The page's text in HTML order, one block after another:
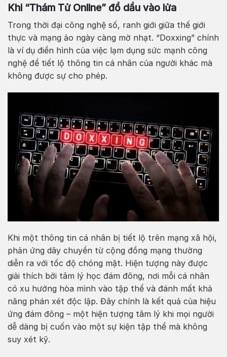
Khi “Thám Tử Online” đổ dầu vào lửa
Trong thời đại công nghệ số, ranh giới giữa thế giới
thực và mạng ảo ngày càng mờ nhạt. “Doxxing” chính
là ví dụ điển hình của việc lạm dụng sức mạnh công
nghệ để tiết lộ thông tin cá nhân của người khác mà
không được sự cho phép.
Khi một thông tin cá nhân bị tiết lộ trên mạng xã hội,
phản ứng dây chuyền từ cộng đồng mạng thường
diễn ra với tốc độ chóng mặt. Hiện tượng này được
giải thích bởi tâm lý học đám đông, nơi mỗi cá nhân
có xu hướng hòa mình vào tập thể và đánh mất khả
năng phán xét độc lập. Đây chính là kết quả của hiệu
ứng đám đông – một hiện tượng tâm lý khi mọi người
dễ dàng bị cuốn vào một sự kiện tập thể mà không
suy xét kỹ.